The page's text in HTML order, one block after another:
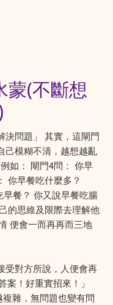
蒙(不斷想
決問題」 其實，這閘門
己模糊不清，越想越亂
如： 閘門4問： 你早
你早餐吃什麼多？
餐？ 你又說早餐吃腸
的思維及限際去理解他
便會一而再再而三地
受對方所說，人便會再
！好重實招來！」
雜，無問題也變有問